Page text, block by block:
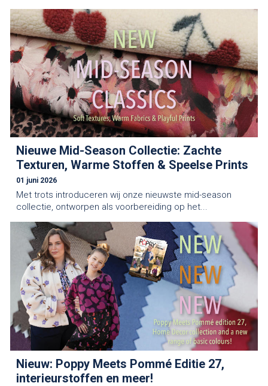
Nieuwe Mid-Season Collectie: Zachte
Texturen, Warme Stoffen & Speelse Prints
01 juni 2026
Met trots introduceren wij onze nieuwste mid-season
collectie, ontworpen als voorbereiding op het...
Nieuw: Poppy Meets Pommé Editie 27,
interieurstoffen en meer!